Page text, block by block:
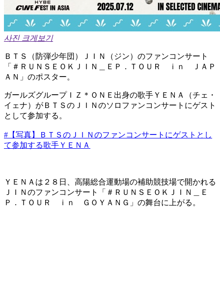
사진 크게보기
ＢＴＳ（防弾少年団）ＪＩＮ（ジン）のファンコンサート
「＃ＲＵＮＳＥＯＫＪＩＮ＿ＥＰ．ＴＯＵＲ ｉｎ ＪＡＰ
ＡＮ」のポスター。 ​
ガールズグループＩＺ＊ＯＮＥ出身の歌手ＹＥＮＡ（チェ・
イェナ）がＢＴＳのＪＩＮのソロファンコンサートにゲスト
として参加する。
#【写真】ＢＴＳのＪＩＮのファンコンサートにゲストとし
て参加する歌手ＹＥＮＡ
ＹＥＮＡは２８日、高陽総合運動場の補助競技場で開かれる
ＪＩＮのファンコンサート「＃ＲＵＮＳＥＯＫＪＩＮ＿Ｅ
Ｐ．ＴＯＵＲ ｉｎ ＧＯＹＡＮＧ」の舞台に上がる。